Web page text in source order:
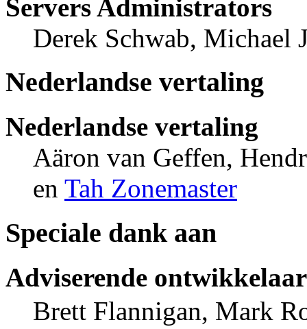
Servers Administrators
Derek Schwab, Michael
Nederlandse vertaling
Nederlandse vertaling
Aäron van Geffen,
en Tah Zonemaster
Speciale dank aan
Adviserende
Brett Flannigan, Mark